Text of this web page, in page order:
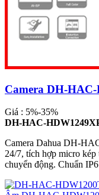
Camera DH-
Giá : 5%-35%
DH-HAC-
Camera Dahua DH-
24/7, tích hợp micro
chuyển động. Chuẩn